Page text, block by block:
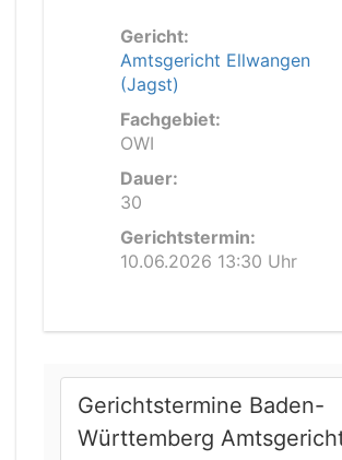
Gericht:
Amtsgericht Ellwangen
(Jagst)
Fachgebiet:
OWI
Dauer:
30
Gerichtstermin:
10.06.2026 13:30 Uhr
Gerichtstermine Baden-
Württemberg